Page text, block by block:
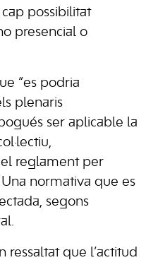
possibilitat
presencial o
“es podria
plenaris
ser aplicable la
reglament per
Una normativa que es
segons
ressaltat que l’actitud